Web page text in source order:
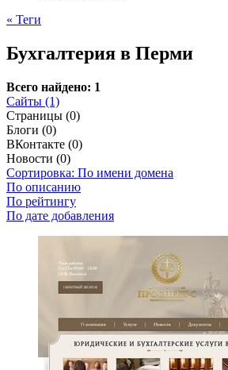
« Теги
Бухгалтерия в Перми
Всего найдено: 1
Сайты (1)
Страницы (0)
Блоги (0)
ВКонтакте (0)
Новости (0)
Сортировка: По имени домена
По описанию
По рейтингу
По дате добавления